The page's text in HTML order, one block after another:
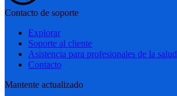
Contacto de soporte
Explorar
Soporte al cliente
Asistencia para profesionales de la salud
Contacto
Mantente actualizado